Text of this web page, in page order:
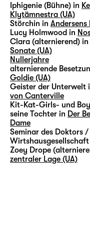
Iphigenie (Bühne) in
Klytämnestra (UA)
Störchin in Andersens
Lucy Holmwood in
Clara (alternierend) in
Sonate (UA)
Nullerjahre
alternierende
Goldie (UA)
Geister der Unterwelt
von Canterville
Kit-Kat-Girls- und
seine Tochter in Der
Dame
Seminar des Doktors /
Wirtshausgesellschaft
Zoey Drope
zentraler Lage (UA)